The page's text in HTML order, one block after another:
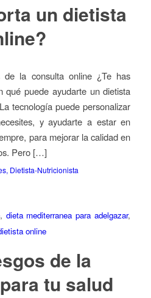
un dietista
la consulta online ¿Te has
qué puede ayudarte un dietista
tecnología puede personalizar
y ayudarte a estar en
para mejorar la calidad en
Pero […]
Dietista-Nutricionista
, dieta mediterranea para adelgazar,
online
de la
tu salud